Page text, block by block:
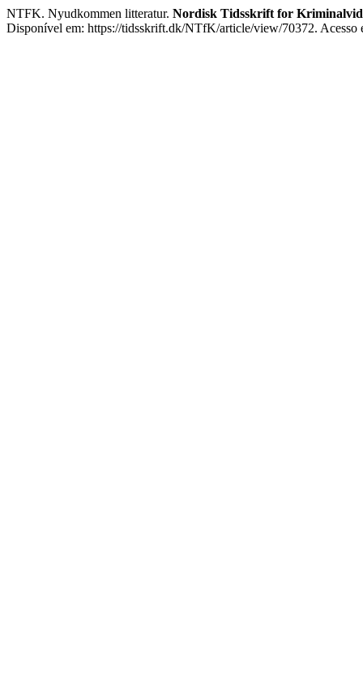
NTFK. Nyudkommen litteratur. Nordisk Tidsskrift for
Disponível em: https://tidsskrift.dk/NTfK/article/view/70372. Acesso